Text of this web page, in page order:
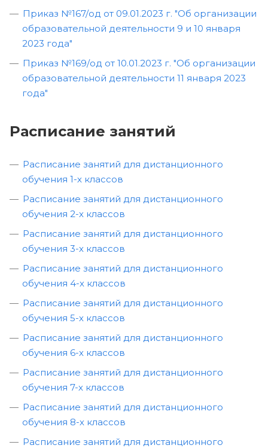
Приказ №167/од от 09.01.2023 г. "Об организации
образовательной деятельности 9 и 10 января
2023 года"
Приказ №169/од от 10.01.2023 г. "Об организации
образовательной деятельности 11 января 2023
года"
Расписание занятий
Расписание занятий для дистанционного
обучения 1-х классов
Расписание занятий для дистанционного
обучения 2-х классов
Расписание занятий для дистанционного
обучения 3-х классов
Расписание занятий для дистанционного
обучения 4-х классов
Расписание занятий для дистанционного
обучения 5-х классов
Расписание занятий для дистанционного
обучения 6-х классов
Расписание занятий для дистанционного
обучения 7-х классов
Расписание занятий для дистанционного
обучения 8-х классов
Расписание занятий для дистанционного